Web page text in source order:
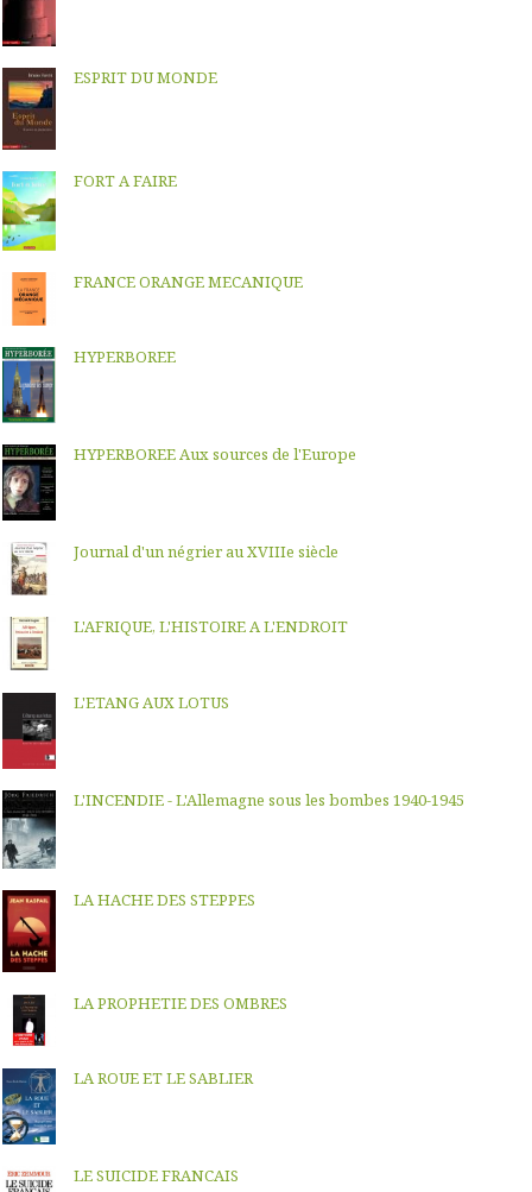
ESPRIT DU MONDE
FORT A FAIRE
FRANCE ORANGE MECANIQUE
HYPERBOREE
HYPERBOREE Aux sources de l'Europe
Journal d'un négrier au XVIIIe siècle
L'AFRIQUE, L'HISTOIRE A L'ENDROIT
L'ETANG AUX LOTUS
L'INCENDIE - L'Allemagne sous les bombes 1940-1945
LA HACHE DES STEPPES
LA PROPHETIE DES OMBRES
LA ROUE ET LE SABLIER
LE SUICIDE FRANCAIS